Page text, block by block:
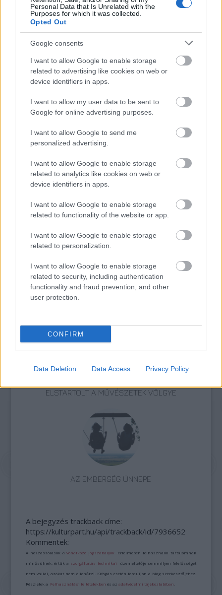
Personal Data that Is Unrelated with the
Purposes for which it was collected.
Opted Out
Google consents
I want to allow Google to enable storage
related to advertising like cookies on web or
device identifiers in apps.
I want to allow my user data to be sent to
Google for online advertising purposes.
I want to allow Google to send me
personalized advertising.
I want to allow Google to enable storage
related to analytics like cookies on web or
device identifiers in apps.
I want to allow Google to enable storage
related to functionality of the website or app.
I want to allow Google to enable storage
related to personalization.
I want to allow Google to enable storage
related to security, including authentication
functionality and fraud prevention, and other
user protection.
CONFIRM
Data Deletion Data Access Privacy Policy
költségeit, hogy az új szerződésekben
változtatnának a munkarend és a juttatások
rendszerén is. Ha ez megvalósul, a
szakszervezeti tagok egy része - számításaik
szerint - akár 30 százalékkal kevesebb bért
és juttatást kap az új évadtól kezdve, mivel
csökkennének nyugdíj- és
egészségbiztosítási juttatásaik is.
Az intézmény 326 millió dolláros éves
Forrás:MTI
JJ MEGNYERTE AZ EUROVÍZIÓS DALFESZTIVÁLT,
MELYBEN A BUDAPEST SCORING ORCHESTRA IS
ELSTARTOLT A MŰVÉSZETEK VÖLGYE
AZ EMBERSÉG ÜNNEPE
A bejegyzés trackback címe:
https://kulturpart.hu/api/trackback/id/7936652
Kommentek:
A hozzászólások avonatkozó jogszabályok értelmében felhasználói tartalomnak
minősülnek, értük a szolgáltatás technikai üzemeltetője semmilyen felelősséget
nem vállal, azokat nem ellenőrzi. Kifogás esetén forduljon a blog szerkesztőjéhez.
Részletek a Felhasználási feltételekben és azadatvédelmi tájékoztatóban